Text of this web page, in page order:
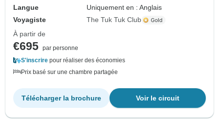
Langue
Uniquement en : Anglais
Voyagiste
The Tuk Tuk Club
À partir de
€695 par personne
S'inscrire pour réaliser des économies
Prix basé sur une chambre partagée
Voir le circuit
Télécharger la brochure